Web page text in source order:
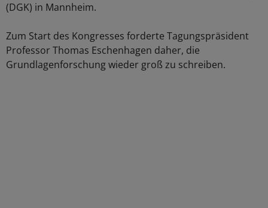
(DGK) in Mannheim.
Zum Start des Kongresses forderte Tagungspräsident
Professor Thomas Eschenhagen daher, die
Grundlagenforschung wieder groß zu schreiben.